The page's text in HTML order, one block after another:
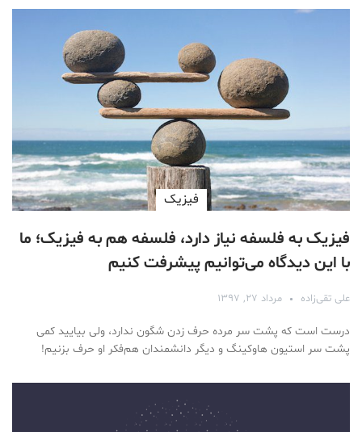
فیزیک
فیزیک به فلسفه نیاز دارد، فلسفه هم به فیزیک؛ ما
با این دیدگاه می‌توانیم پیشرفت کنیم
علی تقی‌زاده مرداد ۲۷, ۱۳۹۷
درست است که پشت سر مرده حرف زدن شگون ندارد، ولی بیایید کمی
پشت سر استیون هاوکینگ و دیگر دانشمندان هم‌فکر او حرف بزنیم!